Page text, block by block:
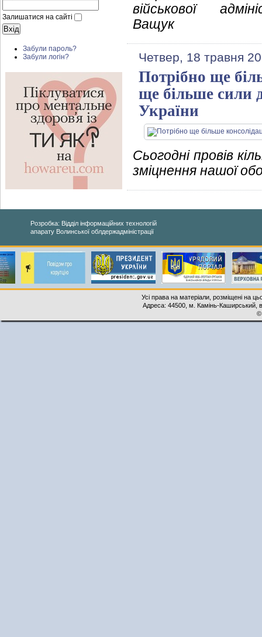
Залишатися на сайті
Забули пароль?
Забули логін?
військової
Ващук
Четвер, 18 травня
Потрібно ще
ще більше сили
України
Сьогодні провів
зміцнення нашої
Розробка: Відділ інформаційних технологій
апарату Волинської облдержадміністрації
Усі права на матеріали, розміщені на
Адреса: 44500, м. Камінь-Каширський,
©